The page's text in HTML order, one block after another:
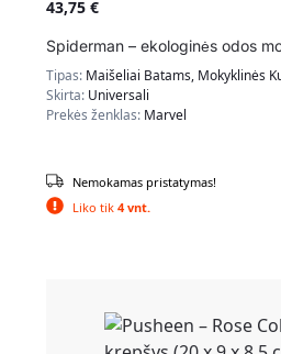
43,75 €
Spiderman – ekologinės odos
Tipas: Maišeliai Batams, Mokyklinės
Skirta: Universali
Prekės ženklas: Marvel
Liko tik 4 vnt.
Nemokamas pristatymas!